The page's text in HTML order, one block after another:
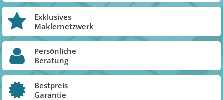
Exklusives
Maklernetzwerk
Persönliche
Beratung
Bestpreis
Garantie